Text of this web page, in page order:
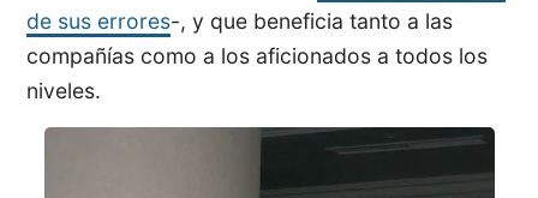
de sus errores-, y que beneficia tanto a las
compañías como a los aficionados a todos los
niveles.